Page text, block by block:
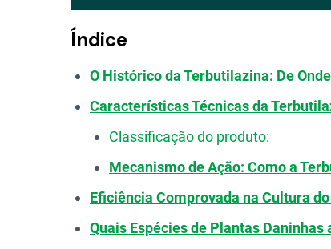
Índice
O Histórico da Terbutilazina: De
Características Técnicas da
Classificação do produto:
Mecanismo de Ação: Como a
Eficiência Comprovada na Cultura
Quais Espécies de Plantas